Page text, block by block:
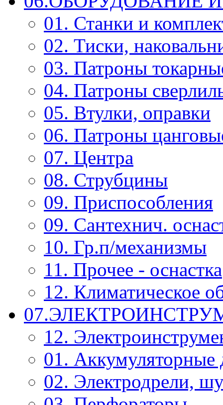
01. Станки и
02. Тиски,
03. Патроны
04. Патроны
05. Втулки, оправки
06. Патроны
07. Центра
08. Струбцины
09. Приспособления
09. Сантехнич.
10. Гр.п/механизмы
11. Прочее - оснастка
12. Климатическое
12.
01. Аккумуляторные
02. Электродрели,